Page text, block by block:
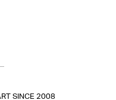
SINCE 2008